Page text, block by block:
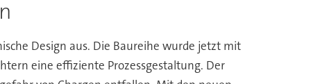
Design aus. Die Baureihe wurde jetzt mit
eine effiziente Prozessgestaltung. Der